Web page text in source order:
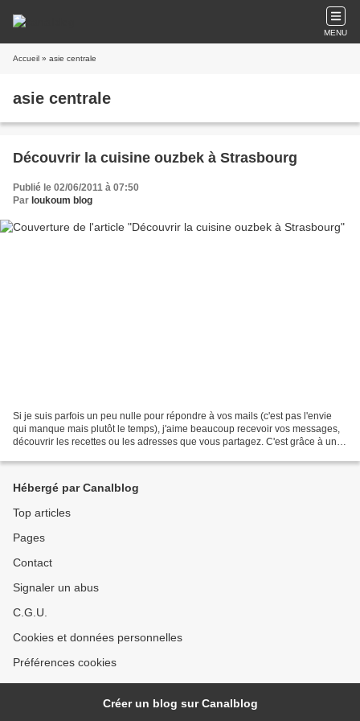
MENU
Accueil » asie centrale
asie centrale
Découvrir la cuisine ouzbek à Strasbourg
Publié le 02/06/2011 à 07:50
Par loukoum blog
Si je suis parfois un peu nulle pour répondre à vos mails (c'est pas l'envie
qui manque mais plutôt le temps), j'aime beaucoup recevoir vos messages,
découvrir les recettes ou les adresses que vous partagez. C'est grâce à un
Hébergé par Canalblog
Top articles
Pages
Contact
Signaler un abus
C.G.U.
Cookies et données personnelles
Préférences cookies
Créer un blog sur Canalblog